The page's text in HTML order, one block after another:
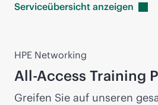
Serviceübersicht anzeigen
HPE Networking
All-Access Training
Greifen Sie auf unseren